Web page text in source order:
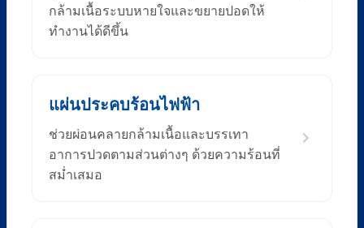
กล้ามเนื้อระบบหายใจและขยายปอดให้
ทำงานได้ดีขึ้น
แผ่นประคบร้อนไฟฟ้า
ช่วยผ่อนคลายกล้ามเนื้อและบรรเทา
อาการปวดตามส่วนต่างๆ ด้วยความร้อนที่
สม่ำเสมอ